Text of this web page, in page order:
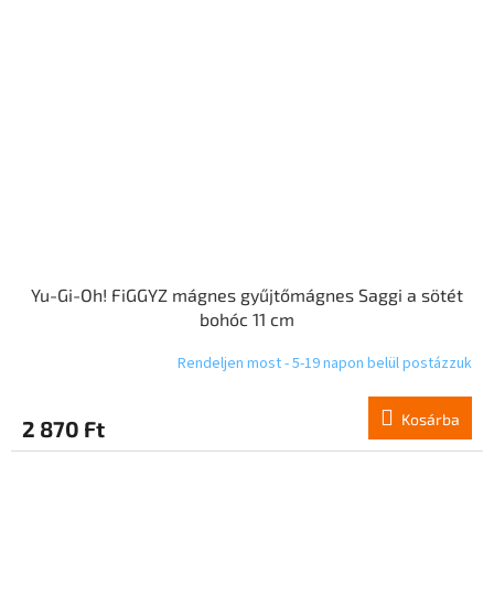
Yu-Gi-Oh! FiGGYZ mágnes gyűjtőmágnes Saggi a sötét
bohóc 11 cm
Rendeljen most - 5-19 napon belül postázzuk
2 870 Ft Kosárba